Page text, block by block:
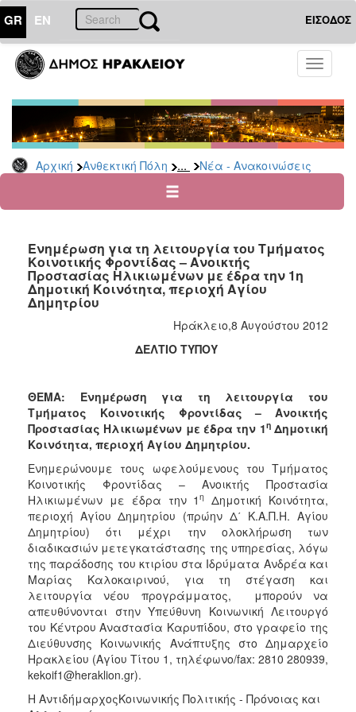
GR EN ΕΙΣΟΔΟΣ
Toggle
Αρχική Ανθεκτική Πόλη ... Νέα - Ανακοινώσεις
ΑΝΘΕΚΤΙΚΗ
ΠΟΛΗ
Κοινωνική
Πολιτική
Νέα
Ανακοινώσεις
για
Οικονομική
Αδυναμία
&
Φυσικές
(Κ.Α.Π.Η.)
Κέντρα
Δημιουργικής
Απασχόλησης
Παιδιών
(Κ.Δ.Α.Π.)
Κέντρα
Ημερήσιας
Φροντίδας
Ηλικιωμένων
(Κ.Η.Φ.Η.)
Κ.Δ.Α.Π.Α.μεΑ.
Αδειοδότηση
&
Έλεγχος
Βρεφονηπιακών
Σταθμών
Δημοτικό
Ενημέρωση για τη λειτουργία του Τμήματος
Κοινοτικής Φροντίδας – Ανοικτής
Προστασίας Ηλικιωμένων με έδρα την 1η
Δημοτική Κοινότητα, περιοχή Αγίου
Δημητρίου
Ηράκλειο,8 Αυγούστου 2012
ΔΕΛΤΙΟ ΤΥΠΟΥ
ΘΕΜΑ: Ενημέρωση για τη λειτουργία του
Τμήματος Κοινοτικής Φροντίδας – Ανοικτής
Προστασίας Ηλικιωμένων με έδρα την 1ηΔημοτική
Κοινότητα, περιοχή Αγίου Δημητρίου.
Ενημερώνουμε τους ωφελούμενους του Τμήματος
Κοινοτικής Φροντίδας – Ανοικτής Προστασία
Ηλικιωμένων με έδρα την 1η
Δημοτική Κοινότητα,
περιοχή Αγίου Δημητρίου (πρώην Δ΄ Κ.Α.Π.Η. Αγίου
Δημητρίου) ότι μέχρι την ολοκλήρωση των
διαδικασιών μετεγκατάστασης της υπηρεσίας, λόγω
της παράδοσης του κτιρίου στα Ιδρύματα Ανδρέα και
Μαρίας Καλοκαιρινού, για τη στέγαση και
λειτουργία νέου προγράμματος, μπορούν να
απευθύνονται στην Υπεύθυνη Κοινωνική Λειτουργό
του Κέντρου Αναστασία Καρυπίδου, στο γραφείο της
Διεύθυνσης Κοινωνικής Ανάπτυξης στο Δημαρχείο
Ηρακλείου (Αγίου Τίτου 1, τηλέφωνο/fax: 2810 280939,
kekoif1@heraklion.gr).
Η ΑντιδήμαρχοςΚοινωνικής Πολιτικής - Πρόνοιας και